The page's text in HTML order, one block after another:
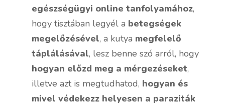
egészségügyi online tanfolyamához,
hogy tisztában legyél a betegségek
megelőzésével, a kutya megfelelő
táplálásával, lesz benne szó arról, hogy
hogyan előzd meg a mérgezéseket,
illetve azt is megtudhatod, hogyan és
mivel védekezz helyesen a paraziták